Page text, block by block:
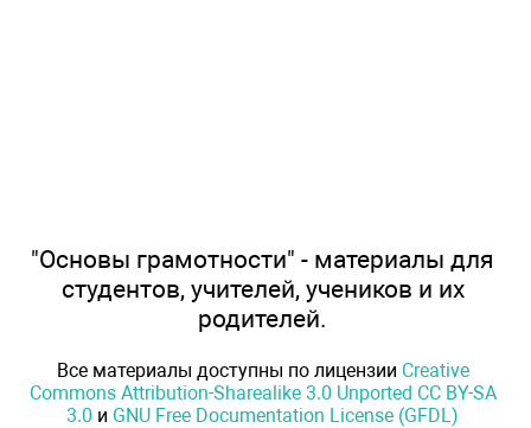
"Основы грамотности" - материалы для
студентов, учителей, учеников и их
родителей.
Все материалы доступны по лицензии Creative
Commons Attribution-Sharealike 3.0 Unported CC BY-SA
3.0 и GNU Free Documentation License (GFDL)